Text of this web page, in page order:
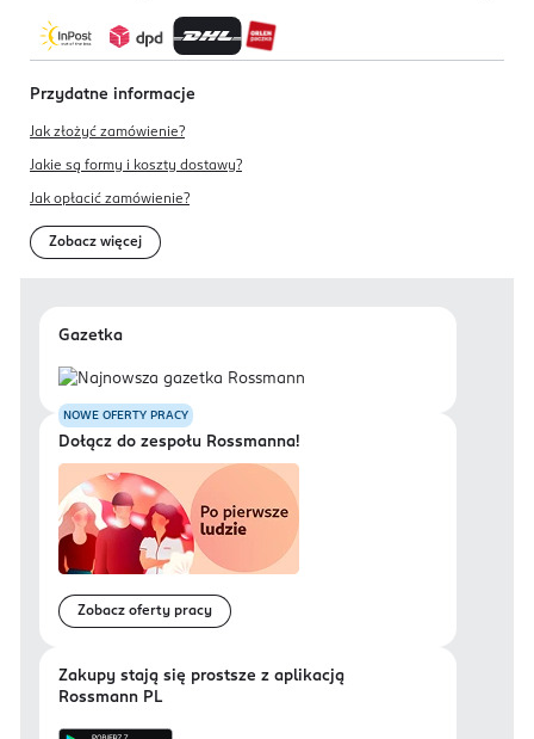
Przydatne informacje
Jak złożyć zamówienie?
Jakie są formy i koszty dostawy?
Jak opłacić zamówienie?
Zobacz więcej
Gazetka
NOWE OFERTY PRACY
Dołącz do zespołu Rossmanna!
Zobacz oferty pracy
Zakupy stają się prostsze z aplikacją
Rossmann PL